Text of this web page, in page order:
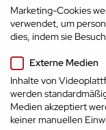
Marketing-Cookies
verwendet, um
dies, indem sie
Externe Medien
Inhalte von
werden
Medien akzeptiert
keiner manuellen